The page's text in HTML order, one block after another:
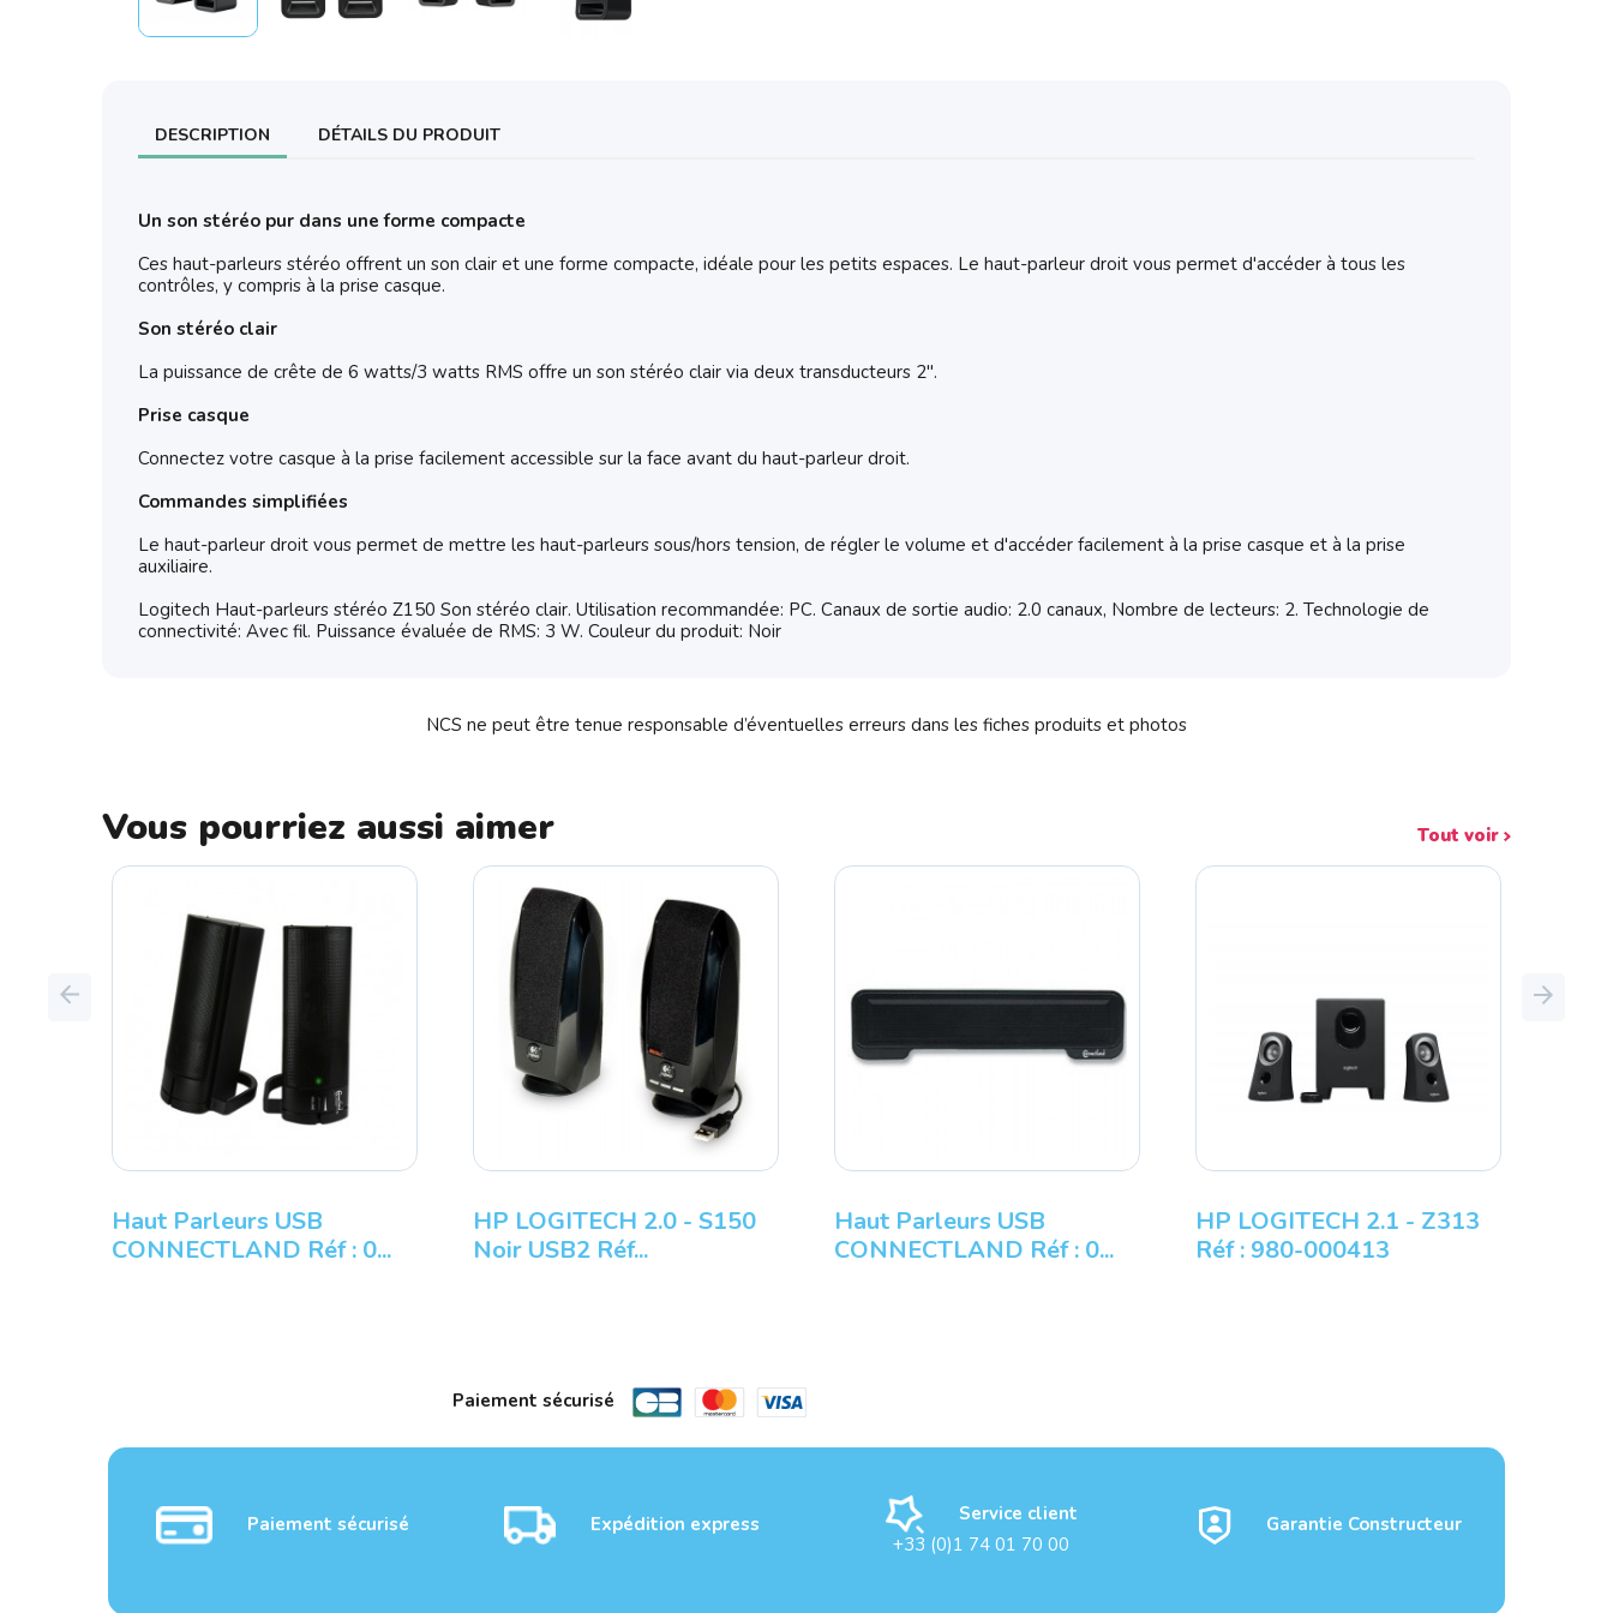
DESCRIPTION DÉTAILS DU PRODUIT
Un son stéréo pur dans une forme compacte
Ces haut-parleurs stéréo offrent un son clair et une forme compacte, idéale pour les petits espaces. Le haut-parleur droit vous permet d'accéder à tous les
contrôles, y compris à la prise casque.
Son stéréo clair
La puissance de crête de 6 watts/3 watts RMS offre un son stéréo clair via deux transducteurs 2".
Prise casque
Connectez votre casque à la prise facilement accessible sur la face avant du haut-parleur droit.
Commandes simplifiées
Le haut-parleur droit vous permet de mettre les haut-parleurs sous/hors tension, de régler le volume et d'accéder facilement à la prise casque et à la prise
auxiliaire.
Logitech Haut-parleurs stéréo Z150 Son stéréo clair. Utilisation recommandée: PC. Canaux de sortie audio: 2.0 canaux, Nombre de lecteurs: 2. Technologie de
connectivité: Avec fil. Puissance évaluée de RMS: 3 W. Couleur du produit: Noir
NCS ne peut être tenue responsable d’éventuelles erreurs dans les fiches produits et photos
Vous pourriez aussi aimer Tout voir
Haut Parleurs USB
CONNECTLAND Réf : 0...
HP LOGITECH 2.0 - S150
Noir USB2 Réf...
Haut Parleurs USB
CONNECTLAND Réf : 0...
HP LOGITECH 2.1 - Z313
Réf : 980-000413
Previous Next
Paiement sécurisé
Paiement sécurisé Expédition express
Service client
+33 (0)1 74 01 70 00
Garantie Constructeur